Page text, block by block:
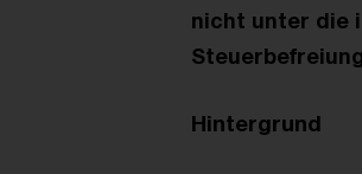
nicht unter die
Hintergrund